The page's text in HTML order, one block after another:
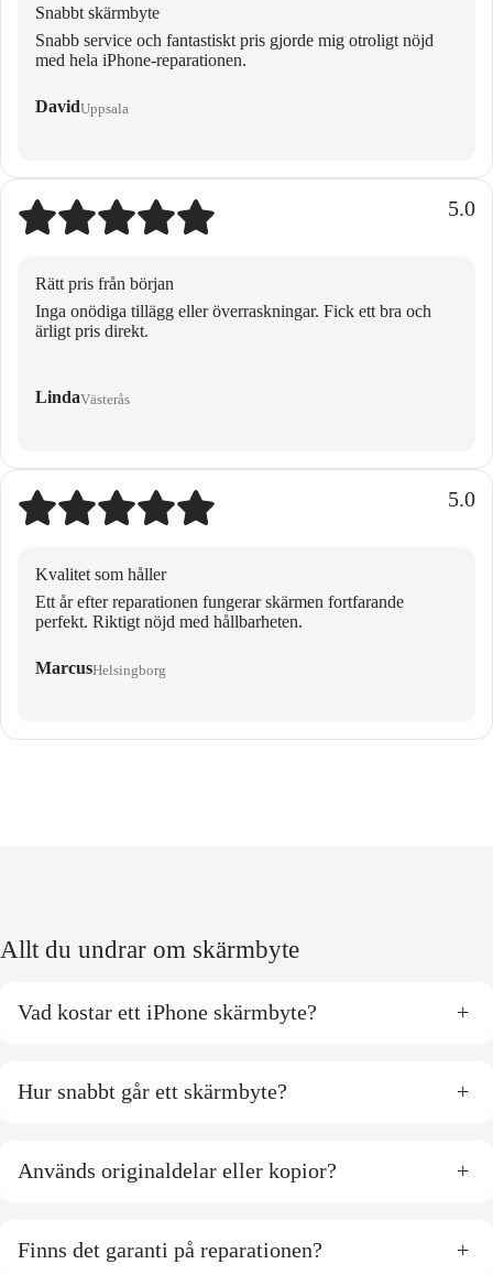
Snabbt skärmbyte
Snabb service och fantastiskt pris gjorde mig otroligt nöjd
med hela iPhone-reparationen.
DavidUppsala
5.0
Rätt pris från början
Inga onödiga tillägg eller överraskningar. Fick ett bra och
ärligt pris direkt.
LindaVästerås
5.0
Kvalitet som håller
Ett år efter reparationen fungerar skärmen fortfarande
perfekt. Riktigt nöjd med hållbarheten.
MarcusHelsingborg
Allt du undrar om skärmbyte
Vad kostar ett iPhone skärmbyte? +
Hur snabbt går ett skärmbyte? +
Används originaldelar eller kopior? +
Finns det garanti på reparationen? +